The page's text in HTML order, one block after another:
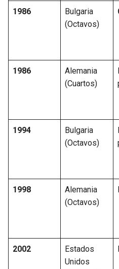
1986
Bulgaria
(Octavos)
1986
Alemania
(Cuartos)
1994
Bulgaria
(Octavos)
1998
Alemania
(Octavos)
2002
Estados
Unidos